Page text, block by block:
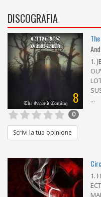
DISCOGRAFIA
8
1.
...
0
Scrivi la tua opinione
1.